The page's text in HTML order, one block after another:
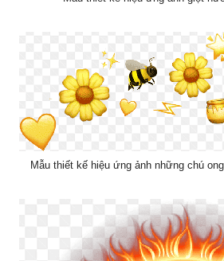
Mẫu thiết kế hiệu ứng ảnh những chú